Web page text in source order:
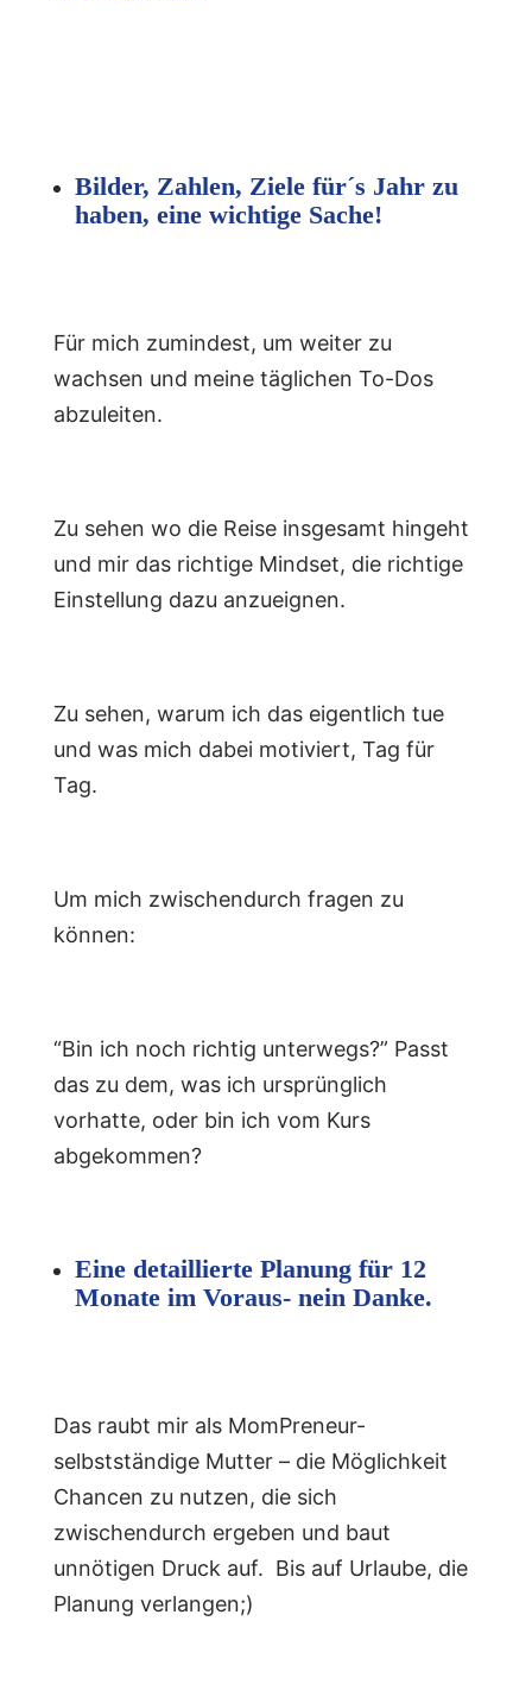
Bilder, Zahlen, Ziele für´s Jahr zu
haben, eine wichtige Sache!
Für mich zumindest, um weiter zu
wachsen und meine täglichen To-Dos
abzuleiten.
Zu sehen wo die Reise insgesamt hingeht
und mir das richtige Mindset, die richtige
Einstellung dazu anzueignen.
Zu sehen, warum ich das eigentlich tue
und was mich dabei motiviert, Tag für
Tag.
Um mich zwischendurch fragen zu
können:
“Bin ich noch richtig unterwegs?” Passt
das zu dem, was ich ursprünglich
vorhatte, oder bin ich vom Kurs
abgekommen?
Eine detaillierte Planung für 12
Monate im Voraus- nein Danke.
Das raubt mir als MomPreneur-
selbstständige Mutter – die Möglichkeit
Chancen zu nutzen, die sich
zwischendurch ergeben und baut
unnötigen Druck auf. Bis auf Urlaube, die
Planung verlangen;)